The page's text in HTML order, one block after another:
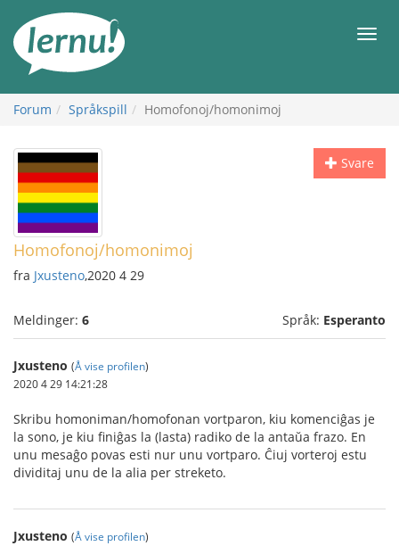
innholdet
Meny
Forum Språkspill Homofonoj/homonimoj
Svare
Homofonoj/homonimoj
fra Jxusteno,2020 4 29
Meldinger: 6 Språk: Esperanto
Jxusteno (Å vise profilen)
2020 4 29 14:21:28
Skribu homoniman/homofonan vortparon, kiu komenciĝas je
la sono, je kiu finiĝas la (lasta) radiko de la antaŭa frazo. En
unu mesaĝo povas esti nur unu vortparo. Ĉiuj vorteroj estu
dividitaj unu de la alia per streketo.
Jxusteno (Å vise profilen)